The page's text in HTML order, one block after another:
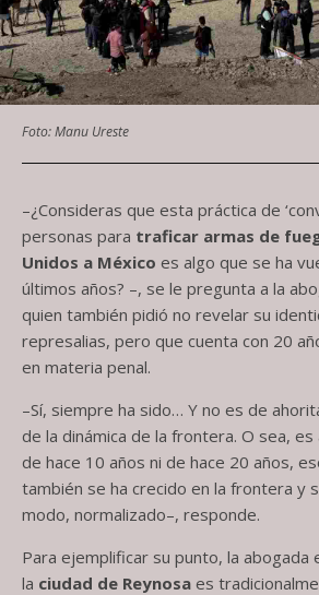
Foto: Manu Ureste
–¿Consideras que esta práctica de
personas para traficar armas de
Unidos a México es algo que se ha
últimos años? –, se le pregunta a la
quien también pidió no revelar su
represalias, pero que cuenta con 20
en materia penal.
–Sí, siempre ha sido… Y no es de
de la dinámica de la frontera. O sea,
de hace 10 años ni de hace 20 años,
también se ha crecido en la frontera y
modo, normalizado–, responde.
Para ejemplificar su punto, la abogada
la ciudad de Reynosa es